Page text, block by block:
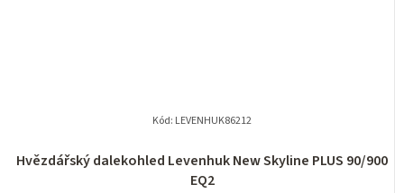
Hvězdářský dalekohled Levenhuk New Skyline PLUS 90/900
EQ2
Kód: LEVENHUK86212